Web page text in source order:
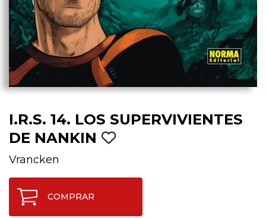
I.R.S. 14. LOS SUPERVIVIENTES
DE NANKIN
Vrancken
COMPRAR